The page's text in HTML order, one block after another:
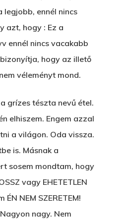
legjobb, ennél nincs
azt, hogy : Ez a
ennél nincs vacakabb
hogy az illető
véleményt mond.
grízes tészta nevű étel.
elhiszem. Engem azzal
a világon. Oda vissza.
is. Másnak a
sosem mondtam, hogy
vagy EHETETLEN
NEM SZERETEM!
nagy. Nem